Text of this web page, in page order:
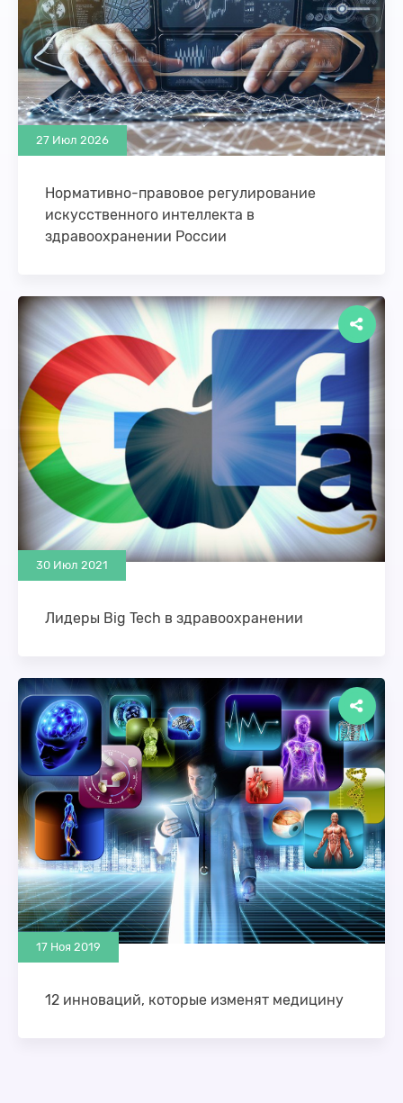
27 Июл 2026
Нормативно-правовое регулирование
искусственного интеллекта в
здравоохранении России
сфере здравоохранения. Учитывая, что
разработчики ИИ-решений предлагают их …
30 Июл 2021
Лидеры Big Tech в здравоохранении
стабильно расти на 3,9% в год. Это один …
17 Ноя 2019
12 инноваций, которые изменят медицину